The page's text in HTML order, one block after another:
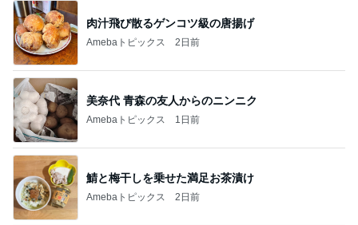
肉汁飛び散るゲンコツ級の唐揚げ
Amebaトピックス 2日前
美奈代 青森の友人からのニンニク
Amebaトピックス 1日前
鯖と梅干しを乗せた満足お茶漬け
Amebaトピックス 2日前